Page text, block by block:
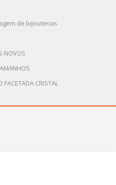
de bijouterias
NOVOS
CRISTAL